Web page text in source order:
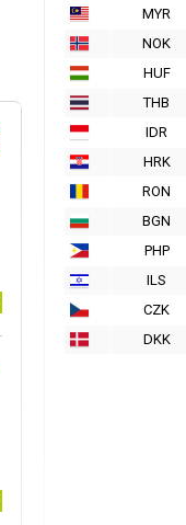
MYR
NOK
HUF
THB
IDR
HRK
RON
BGN
PHP
ILS
CZK
DKK